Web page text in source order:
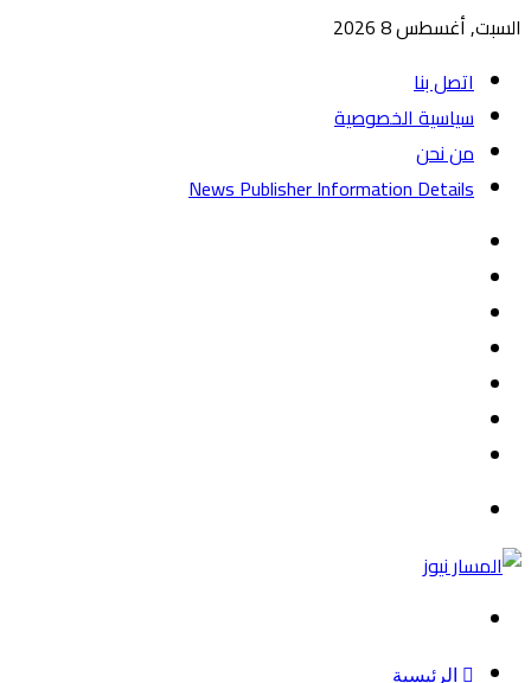
السبت, أغسطس 8 2026
اتصل بنا
سياسية الخصوصية
من نحن
News Publisher Information Details
الرئيسية